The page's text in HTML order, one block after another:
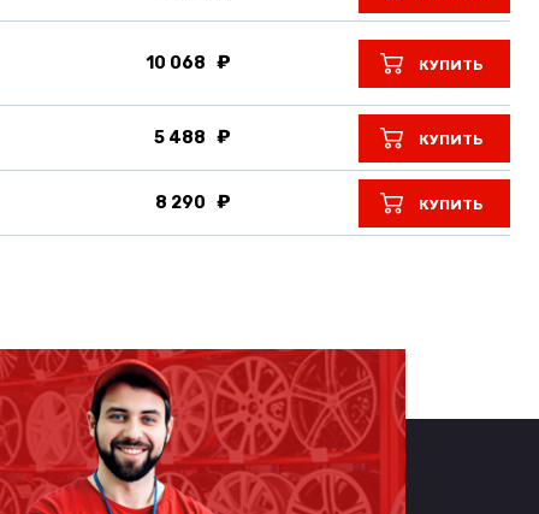
10 068 КУПИТЬ
5 488 КУПИТЬ
8 290 КУПИТЬ